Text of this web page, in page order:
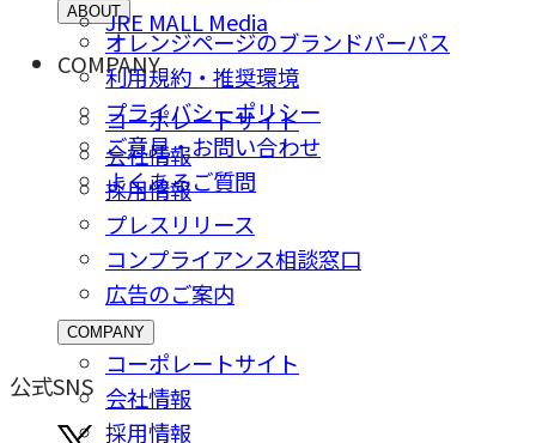
JRE MALL Media
ABOUT
オレンジページのブランドパーパス
利用規約・推奨環境
プライバシーポリシー
ご意⾒・お問い合わせ
よくあるご質問
COMPANY
コーポレートサイト
会社情報
採⽤情報
プレスリリース
コンプライアンス相談窓⼝
広告のご案内
COMPANY
コーポレートサイト
会社情報
採⽤情報
公式SNS